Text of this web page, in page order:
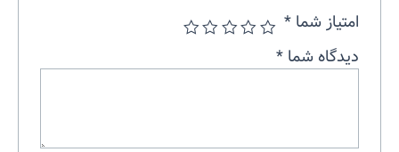
امتیاز شما*
دیدگاه شما*